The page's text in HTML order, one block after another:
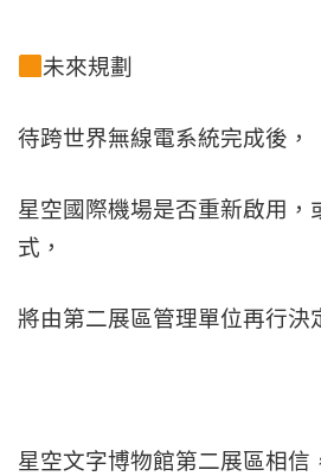
未來規劃
待跨世界無線電系統完成後，
星空國際機場是否重新啟用，
式，
將由第二展區管理單位再行決
星空文字博物館第二展區相信